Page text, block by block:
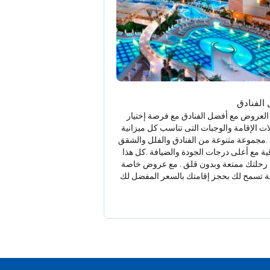
مع أفضل الفنادق مع فرصة إختيار
الإقامة والوجبات التى تناسب كل ميزانية
متنوعة من الفنادق والفلل والشقق
مع أعلى درجات الجودة والضيافة .كل هذا
رحلتك ممتعة وبدون قلق . مع عروض خاصة
تسمح لك بحجز إقامتك بالسعر المفضل لك